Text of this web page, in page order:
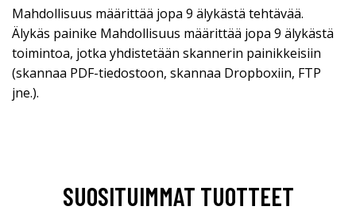
Mahdollisuus määrittää jopa 9 älykästä tehtävää.
Älykäs painike Mahdollisuus määrittää jopa 9 älykästä
toimintoa, jotka yhdistetään skannerin painikkeisiin
(skannaa PDF-tiedostoon, skannaa Dropboxiin, FTP
jne.).
SUOSITUIMMAT TUOTTEET